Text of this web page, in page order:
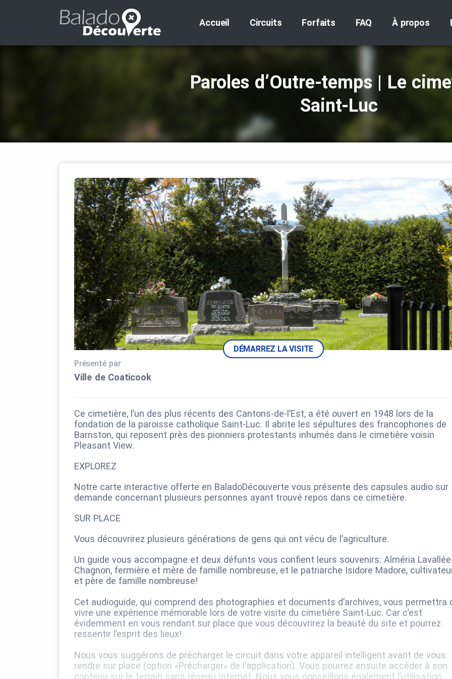
Accueil Circuits Forfaits FAQ À propos
Paroles d’Outre‑temps | Le
Saint‑Luc
DÉMARREZ LA VISITE
Présenté par
Ville de Coaticook
Ce cimetière, l’un des plus récents des Cantons-de-l’Est, a été ouvert en 1948 lors de la
fondation de la paroisse catholique Saint-Luc. Il abrite les sépultures des francophones de
Barnston, qui reposent près des pionniers protestants inhumés dans le cimetière voisin
Pleasant View.
EXPLOREZ
Notre carte interactive offerte en BaladoDécouverte vous présente des capsules audio sur
demande concernant plusieurs personnes ayant trouvé repos dans ce cimetière.
SUR PLACE
Vous découvrirez plusieurs générations de gens qui ont vécu de l’agriculture.
Un guide vous accompagne et deux défunts vous confient leurs souvenirs: Alméria
Chagnon, fermière et mère de famille nombreuse, et le patriarche Isidore Madore,
et père de famille nombreuse!
Cet audioguide, qui comprend des photographies et documents d’archives, vous permettra
vivre une expérience mémorable lors de votre visite du cimetière Saint-Luc. Car c’est
évidemment en vous rendant sur place que vous découvrirez la beauté du site et pourrez
ressentir l’esprit des lieux!
Nous vous suggérons de précharger le circuit dans votre appareil intelligent avant de vous
rendre sur place (option «Précharger» de l'application). Vous pourrez ensuite accéder à son
contenu sur le terrain sans réseau Internet. Nous vous conseillons également l’utilisation